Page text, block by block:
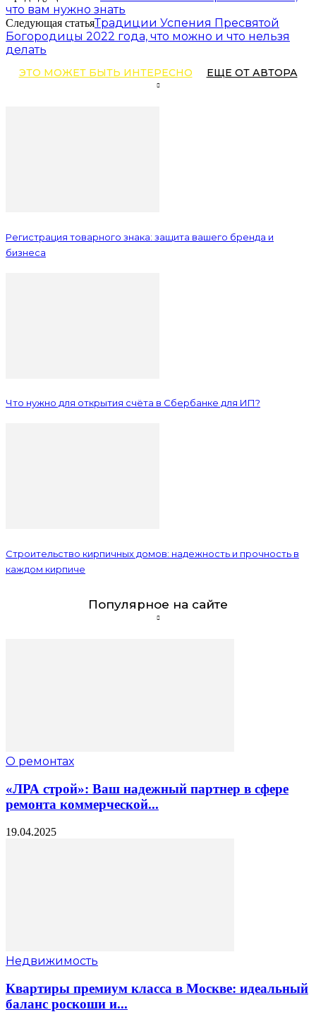
что вам нужно знать
Следующая статьяТрадиции Успения Пресвятой
Богородицы 2022 года, что можно и что нельзя
делать
ЭТО МОЖЕТ БЫТЬ ИНТЕРЕСНО ЕЩЕ ОТ АВТОРА
Регистрация товарного знака: защита вашего бренда и
бизнеса
Что нужно для открытия счёта в Сбербанке для ИП?
Строительство кирпичных домов: надежность и прочность в
каждом кирпиче
Популярное на сайте
О ремонтах
«ЛРА строй»: Ваш надежный партнер в сфере
ремонта коммерческой...
19.04.2025
Недвижимость
Квартиры премиум класса в Москве: идеальный
баланс роскоши и...